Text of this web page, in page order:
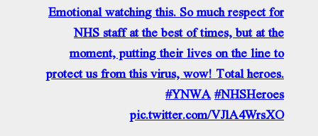
Emotional watching this. So much respect for
NHS staff at the best of times, but at the
moment, putting their lives on the line to
protect us from this virus, wow! Total heroes.
#YNWA#NHSHeroes
pic.twitter.com/VJlA4WrsXO